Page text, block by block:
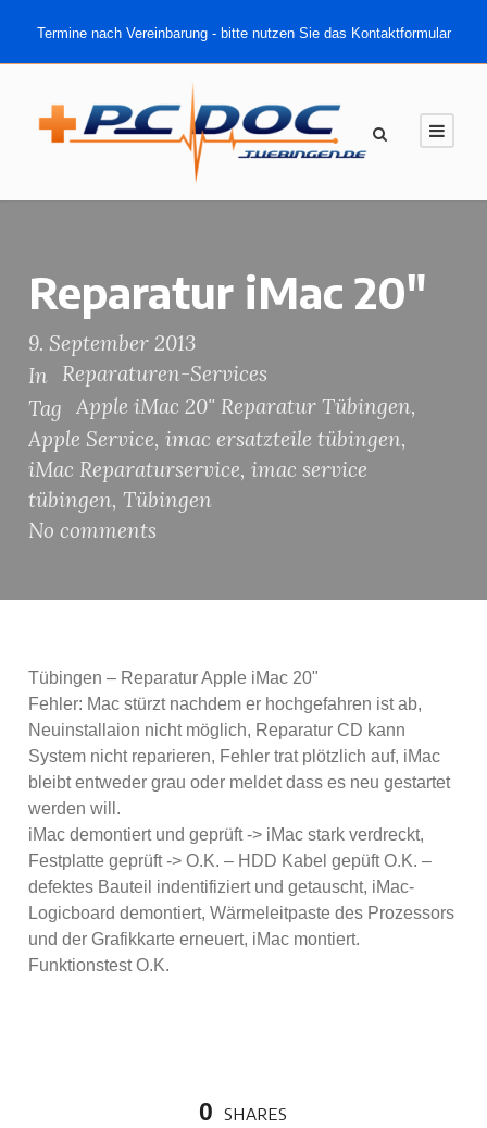
Termine nach Vereinbarung - bitte nutzen Sie das Kontaktformular
Reparatur iMac 20″
9. September 2013
In
Reparaturen-Services
Tag Apple iMac 20" Reparatur Tübingen,
Apple Service, imac ersatzteile tübingen,
iMac Reparaturservice, imac service
tübingen, Tübingen
No comments
Tübingen – Reparatur Apple iMac 20"
Fehler: Mac stürzt nachdem er hochgefahren ist ab,
Neuinstallaion nicht möglich, Reparatur CD kann
System nicht reparieren, Fehler trat plötzlich auf, iMac
bleibt entweder grau oder meldet dass es neu gestartet
werden will.
iMac demontiert und geprüft -> iMac stark verdreckt,
Festplatte geprüft -> O.K. – HDD Kabel gepüft O.K. –
defektes Bauteil indentifiziert und getauscht, iMac-
Logicboard demontiert, Wärmeleitpaste des Prozessors
und der Grafikkarte erneuert, iMac montiert.
Funktionstest O.K.
0 SHARES